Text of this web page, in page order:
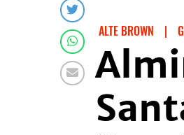
ALTE BROWN |